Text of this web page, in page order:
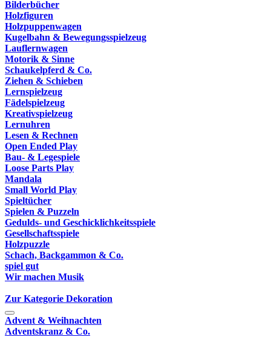
Bilderbücher
Holzfiguren
Holzpuppenwagen
Kugelbahn & Bewegungsspielzeug
Lauflernwagen
Motorik & Sinne
Schaukelpferd & Co.
Ziehen & Schieben
Lernspielzeug
Fädelspielzeug
Kreativspielzeug
Lernuhren
Lesen & Rechnen
Open Ended Play
Bau- & Legespiele
Loose Parts Play
Mandala
Small World Play
Spieltücher
Spielen & Puzzeln
Gedulds- und Geschicklichkeitsspiele
Gesellschaftsspiele
Holzpuzzle
Schach, Backgammon & Co.
spiel gut
Wir machen Musik
Zur Kategorie Dekoration
Advent & Weihnachten
Adventskranz & Co.